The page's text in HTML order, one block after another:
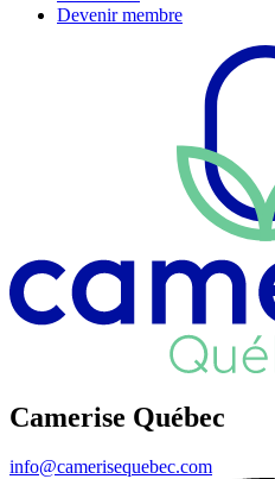
Devenir membre
Camerise Québec
info@camerisequebec.com